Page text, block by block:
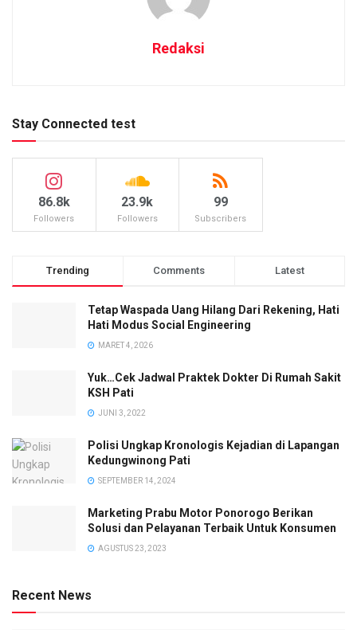
Redaksi
Stay Connected test
86.8k
Followers
23.9k
Followers
99
Subscribers
Trending Comments Latest
Tetap Waspada Uang Hilang Dari Rekening, Hati
Hati Modus Social Engineering
MARET 4, 2026
Yuk…Cek Jadwal Praktek Dokter Di Rumah Sakit
KSH Pati
JUNI 3, 2022
Polisi Ungkap Kronologis Kejadian di Lapangan
Kedungwinong Pati
SEPTEMBER 14, 2024
Marketing Prabu Motor Ponorogo Berikan
Solusi dan Pelayanan Terbaik Untuk Konsumen
AGUSTUS 23, 2023
Recent News